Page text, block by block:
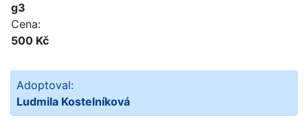
g3
Cena:
500 Kč
Adoptoval:
Ludmila Kostelníková